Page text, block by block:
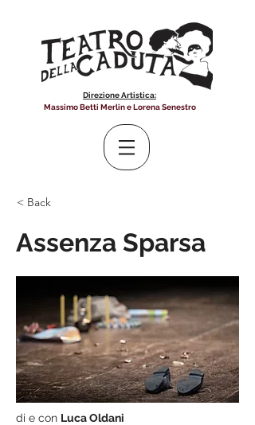
Direzione Artistica:
Massimo Betti Merlin e Lorena Senestro
< Back
Assenza Sparsa
di e con Luca Oldani